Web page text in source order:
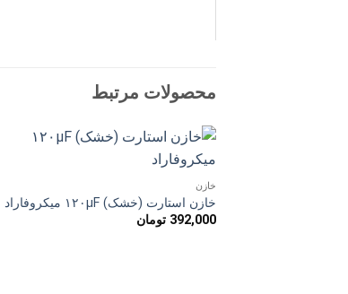
محصولات مرتبط
علاقه
مندی
خازن
خازن استارت (خشک) ۱۲۰µF میکروفاراد
392,000 تومان